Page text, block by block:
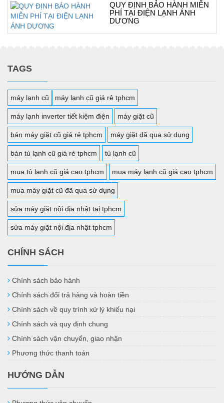
QUY ĐỊNH BẢO HÀNH MIỄN
PHÍ TẠI ĐIỆN LẠNH ÁNH
DƯƠNG
TAGS
máy lạnh cũ máy lạnh cũ giá rẻ tphcm
máy lạnh inverter tiết kiệm điện máy giặt cũ
bán máy giặt cũ giá rẻ tphcm máy giặt đã qua sử dụng
bán tủ lạnh cũ giá rẻ tphcm tủ lạnh cũ
mua tủ lạnh cũ giá cao tphcm mua máy lạnh cũ giá cao tphcm
mua máy giặt cũ đã qua sử dụng
sửa máy giặt nội địa nhật tại tphcm
sửa máy giặt nội địa nhật tphcm
CHÍNH SÁCH
Chính sách bảo hành
Chính sách đổi trả hàng và hoàn tiền
Chính sách về quy trình xử lý khiếu nại
Chính sách và quy định chung
Chính sách vận chuyển, giao nhận
Phương thức thanh toán
HƯỚNG DẪN